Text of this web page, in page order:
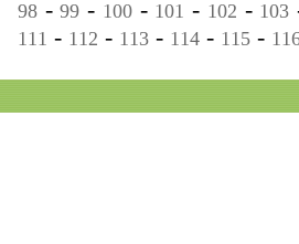
98 -99 - 100- 101 - 102 - 103
111 - 112 - 113 - 114 - 115 -